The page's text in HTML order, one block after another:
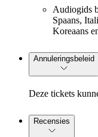
Audiogids
Spaans,
Koreaans
Annuleringsbeleid
Deze tickets
Recensies